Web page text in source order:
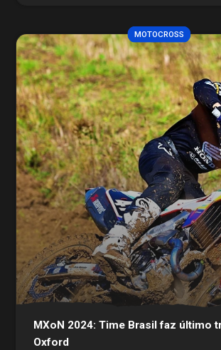
MXoN 2024: Time Brasil faz último
Oxford
MOTOCROSS